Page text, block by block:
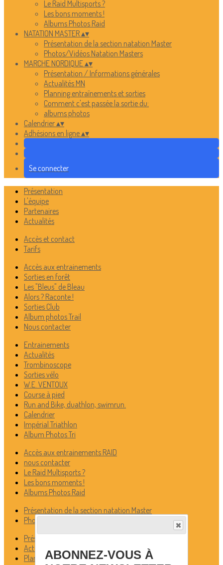
Le Raid Multisports ?
Les bons moments !
Albums Photos Raid
NATATION MASTER▴▾
Présentation de la section natation Master
Photos/Vidéos Natation Masters
MARCHE NORDIQUE▴▾
Présentation / Informations générales
Actualités MN
Planning entraînements et sorties
Comment c'est passée la sortie du:
albums photos
Calendrier▴▾
Adhésions en ligne▴▾
Se connecter
Présentation
L'équipe
Partenaires
Actualités
Accès et contact
Tarifs
Accès aux entrainements
Sorties en forêt
Les "Bleus" de Bleau
Alors ? Raconte !
Sorties Club
Album photos Trail
Nous contacter
Entrainements
Actualités
Trombinoscope
Sorties vélo
W.E. VENTOUX
Course à pied
Run and Bike, duathlon, swimrun.
Calendrier
Impérial Triathlon
Album Photos Tri
Accès aux entrainements RAID
nous contacter
Le Raid Multisports ?
Les bons moments !
Albums Photos Raid
Présentation de la section natation Master
Photos/Vidéos Natation Masters
Présentation / Informations générales
Actualités MN
Planning entraînements et sorties
ABONNEZ-VOUS À